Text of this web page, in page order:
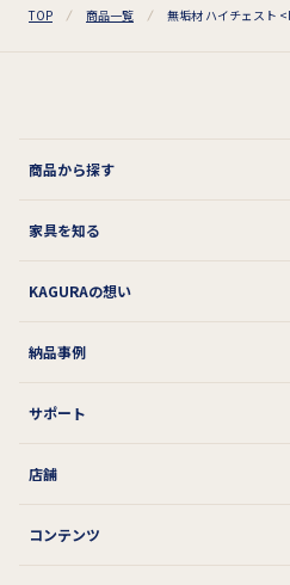
TOP 商品一覧 無垢材 ハイチェスト
商品から探す
家具を知る
KAGURAの想い
納品事例
サポート
店舗
コンテンツ